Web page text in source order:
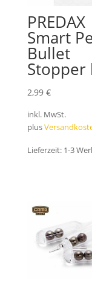
PREDAX
Smart
Bullet
Stopper
2,99 €
inkl. MwSt.
plus
Lieferzeit: 1-3